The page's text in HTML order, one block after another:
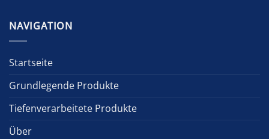
NAVIGATION
Startseite
Grundlegende Produkte
Tiefenverarbeitete Produkte
Über